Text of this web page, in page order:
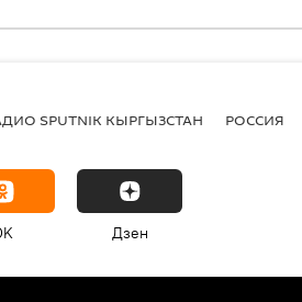
SPUTNIK КЫРГЫЗСТАН РОССИЯ
Дзен